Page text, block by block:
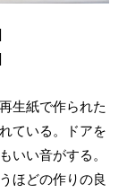
生紙で作られた
ている。ドアを
いい音がする。
ほどの作りの良